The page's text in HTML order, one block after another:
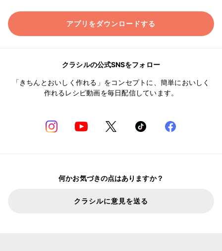
アプリをダウンロードする
クラシルの公式SNSをフォロー
「きちんとおいしく作れる」をコンセプトに、簡単においしく
作れるレシピ動画を毎日配信しています。
何かお気づきの点はありますか？
クラシルに意見を送る